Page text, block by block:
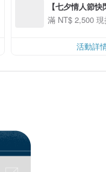
【七夕情人節
用 APP 購買任
00 現折 NT$100
滿 NT$ 2,500
活動詳